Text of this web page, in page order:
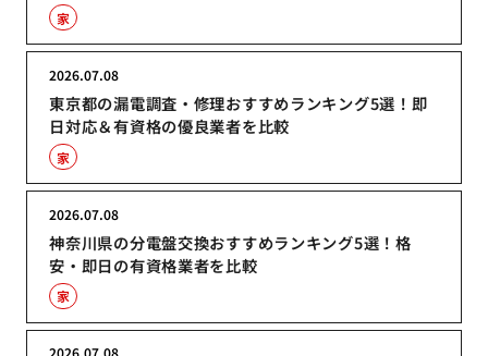
家
東京都の漏電調査・修理おすすめランキング5選！即
日対応＆有資格の優良業者を比較
2026.07.08
家
神奈川県の分電盤交換おすすめランキング5選！格
安・即日の有資格業者を比較
2026.07.08
家